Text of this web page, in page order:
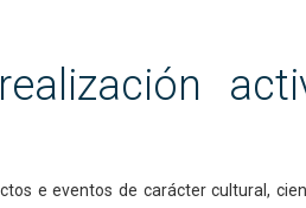
e eventos de carácter cultural,